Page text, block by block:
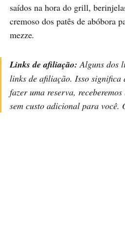
saídos na hora do grill,
cremoso dos patês de abóbora
mezze.
Links de afiliação: Alguns dos
links de afiliação. Isso significa
fazer uma reserva,
sem custo adicional para você.